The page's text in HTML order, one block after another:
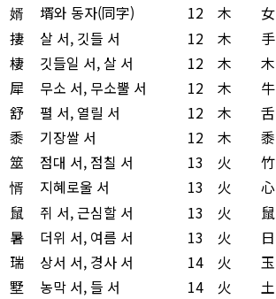
婿
壻와 동자(同字) 12 木 女
捿
살 서, 깃들 서 12 木 手
棲
깃들일 서, 살 서 12 木 木
犀
무소 서, 무소뿔 서 12 木 牛
舒
펼 서, 열릴 서 12 木 舌
黍
기장쌀 서 12 木 黍
筮
점대 서, 점칠 서 13 火 竹
㥠
지혜로울 서 13 火 心
鼠
쥐 서, 근심할 서 13 火 鼠
暑
더위 서, 여름 서 13 火 日
瑞
상서 서, 경사 서 14 火 玉
墅
농막 서, 들 서 14 火 土